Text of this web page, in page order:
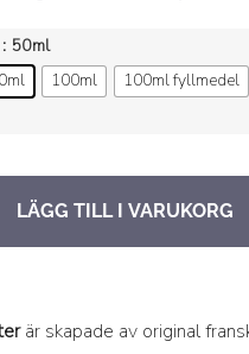
: 50ml
100ml 100ml fyllmedel
LÄGG TILL I VARUKORG
är skapade av original